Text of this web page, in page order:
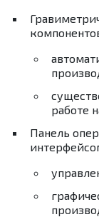
работе
Панель